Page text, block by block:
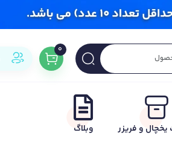
0
و فریزر وبلاگ